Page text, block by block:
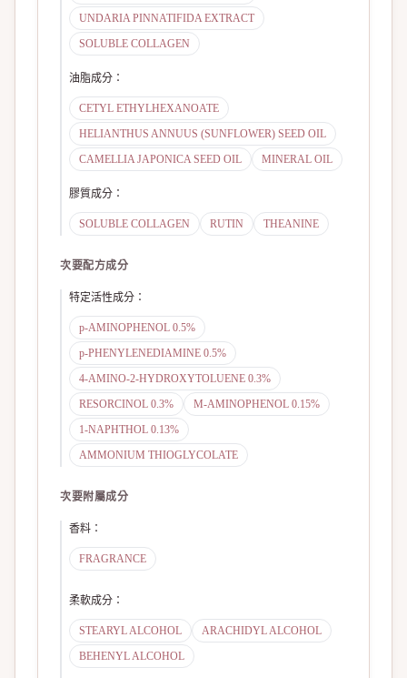
UNDARIA PINNATIFIDA EXTRACT
SOLUBLE COLLAGEN
油脂成分 ：
CETYL ETHYLHEXANOATE
HELIANTHUS ANNUUS (SUNFLOWER) SEED OIL
CAMELLIA JAPONICA SEED OIL
MINERAL OIL
膠質成分 ：
SOLUBLE COLLAGEN RUTIN THEANINE
次要配方成分
特定活性成分 ：
p-AMINOPHENOL 0.5%
p-PHENYLENEDIAMINE 0.5%
4-AMINO-2-HYDROXYTOLUENE 0.3%
RESORCINOL 0.3%
M-AMINOPHENOL 0.15%
1-NAPHTHOL 0.13%
AMMONIUM THIOGLYCOLATE
次要附屬成分
香料 ：
FRAGRANCE
柔軟成分 ：
STEARYL ALCOHOL
ARACHIDYL ALCOHOL
BEHENYL ALCOHOL